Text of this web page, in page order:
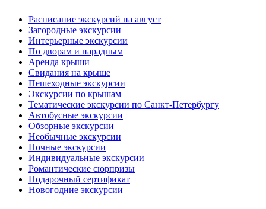
Расписание экскурсий на август
Загородные экскурсии
Интерьерные экскурсии
По дворам и парадным
Аренда крыши
Свидания на крыше
Пешеходные экскурсии
Экскурсии по крышам
Тематические экскурсии по Санкт-Петербургу
Автобусные экскурсии
Обзорные экскурсии
Необычные экскурсии
Ночные экскурсии
Индивидуальные экскурсии
Романтические сюрпризы
Подарочный сертификат
Новогодние экскурсии